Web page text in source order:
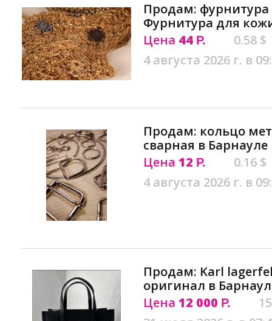
Продам: фурнитура
Фурнитура для
Цена 44 Р.
0.58 $
4 августа 2026 г. в
Продам: кольцо
сварная в Барнауле
Цена 12 Р.
0.16 $
4 августа 2026 г. в
Продам: Karl
оригинал в
Цена 12 000 Р.